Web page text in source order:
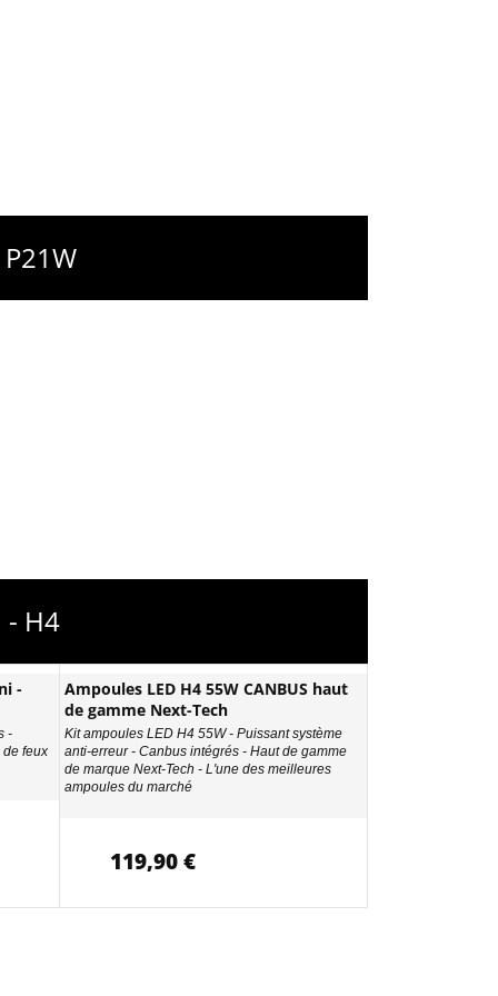
- H4
-
-
feux
Ampoules LED H4 55W CANBUS haut
de gamme Next-Tech
Kit ampoules LED H4 55W - Puissant système
anti-erreur - Canbus intégrés - Haut de gamme
de marque Next-Tech - L'une des meilleures
ampoules du marché
119,90 €